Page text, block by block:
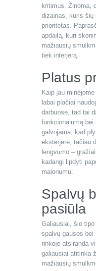
kritimus. Žinoma,
dizainas, kuris šių
prioritetas.
apdailą, kuri
mažiausių
tiek interjerą.
Platus
Kaip jau
labai plačiai
darbuose, tad tai
funkcionalumą
galvojama, kad
eksterjere, tačiau
lengvumo –
kadangi lipdyti
malonumu.
Spalvų
pasiūla
Galiausiai, šio
spalvų gausos bei
rinkoje atsiranda
galiausiai atitinka
mažiausių